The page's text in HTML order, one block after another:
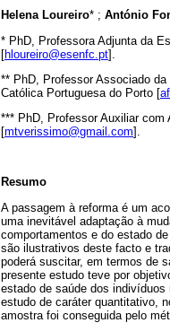
Helena Loureiro* ; António
* PhD, Professora Adjunta da
[hloureiro@esenfc.pt].
** PhD, Professor Associado
Católica Portuguesa do Porto [
*** PhD, Professor Auxiliar com
[mtverissimo@gmail.com].
Resumo
A passagem à reforma é um
uma inevitável adaptação à
comportamentos e do estado
são ilustrativos deste facto e
poderá suscitar, em termos de
presente estudo teve por
estado de saúde dos
estudo de caráter quantitativo,
amostra foi conseguida pelo